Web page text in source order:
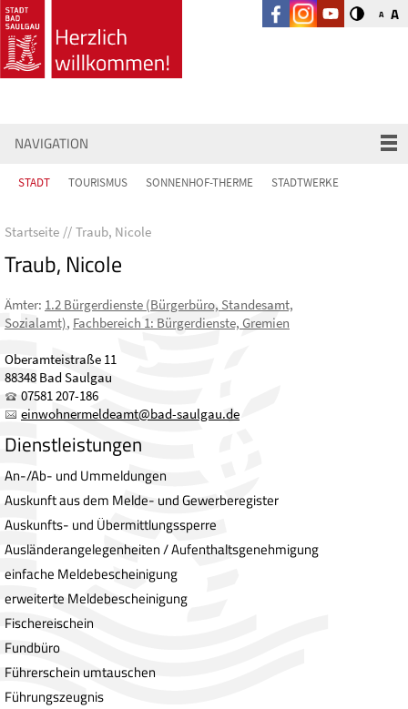
A A
NAVIGATION
STADT TOURISMUS SONNENHOF-THERME STADTWERKE
Startseite Traub, Nicole
Traub, Nicole
Ämter: 1.2 Bürgerdienste (Bürgerbüro, Standesamt,
Sozialamt), Fachbereich 1: Bürgerdienste, Gremien
Oberamteistraße 11
88348 Bad Saulgau
07581 207-186
einwohnermeldeamt@bad-saulgau.de
Dienstleistungen
An-/Ab- und Ummeldungen
Auskunft aus dem Melde- und Gewerberegister
Auskunfts- und Übermittlungssperre
Ausländerangelegenheiten / Aufenthaltsgenehmigung
einfache Meldebescheinigung
erweiterte Meldebescheinigung
Fischereischein
Fundbüro
Führerschein umtauschen
Führungszeugnis